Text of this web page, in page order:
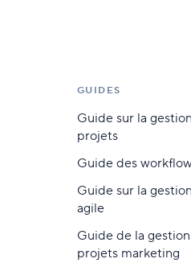
GUIDES
Guide sur la
projets
Guide des
Guide sur la gestion
agile
Guide de la
projets marketing